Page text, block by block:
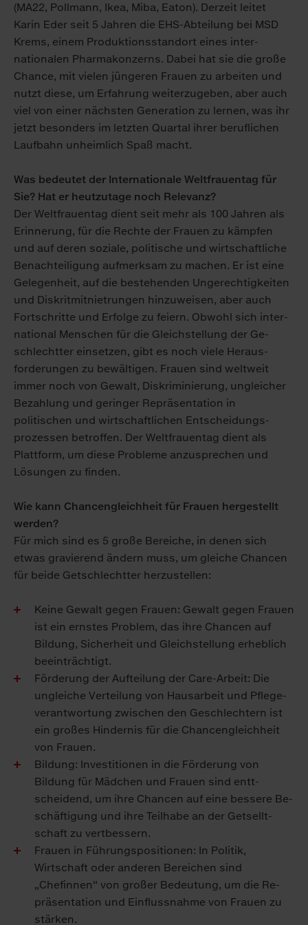
(MA22, Poll­mann, Ikea, Miba, Eaton). Derzeit leitet
Karin Eder seit 5 Jahren die EHS-Ab­teilung bei MSD
Krems, einem Pro­duktions­standort eines inter­
nationalen Pharma­konzerns. Dabei hat sie die große
Chance, mit vielen jüngeren Frau­en zu arbeiten und
nutzt diese, um Er­fahrung weiter­zu­geben, aber auch
viel von einer nächsten Ge­nera­tion zu lernen, was ihr
jetzt be­sonders im letzten Quartal ihrer be­ruf­lichen
Lauf­bahn un­heim­lich Spaß macht.
Was bedeutet der Internationale Weltfrauentag für
Sie? Hat er heut­zu­tage noch Relevanz?
Der Welt­frauen­tag dient seit mehr als 100 Jahren als
Erinnerung, für die Rechte der Frauen zu käm­pfen
und auf deren soziale, politische und wirt­schaftliche
Be­nach­teiligung auf­merksam zu machen. Er ist eine
Ge­legen­heit, auf die be­stehen­den Un­gerechtig­keiten
und Dis­krit­mit­niet­rungen hin­zu­weisen, aber auch
Fort­schritte und Er­folge zu feiern. Obwohl sich in­ter­
natio­nal Menschen für die Gleich­stellung der Ge­
schlecht­ter einsetzen, gibt es noch viele Heraus­
forderungen zu be­wältigen. Frauen sind welt­weit
immer noch von Gewalt, Dis­kriminierung, un­gleicher
Be­zahlung und geringer Re­präsen­ta­tion in
politischen und wirt­schaft­lichen Ent­scheidungs­
prozessen betroffen. Der Welt­frauen­tag dient als
Platt­form, um diese Probleme an­zu­sprechen und
Lösungen zu finden.
Wie kann Chancengleichheit für Frauen hergestellt
werden?
Für mich sind es 5 große Bereiche, in denen sich
etwas gravierend ändern muss, um gleiche Chancen
für beide Get­schlecht­ter herzustellen:
Keine Gewalt gegen Frauen: Gewalt gegen Frauen
ist ein ernstes Problem, das ihre Chancen auf
Bildung, Sicher­heit und Gleich­stellung er­heblich
be­ein­trächtigt.
Förderung der Auf­teilung der Care-Arbeit: Die
ungleiche Verteilung von Haus­arbeit und Pflege­
verantwortung zwischen den Ge­schlechtern ist
ein großes Hinder­nis für die Chancen­gleichheit
von Frauen.
Bildung: Investitionen in die Förderung von
Bildung für Mädchen und Frauen sind entt­
scheidend, um ihre Chancen auf eine bessere Be­
schäftigung und ihre Teilhabe an der Get­sellt­
schaft zu vert­bessern.
Frauen in Führungs­positionen: In Politik,
Wirtschaft oder anderen Bereichen sind
„Chefinnen“ von großer Be­deutung, um die Re­
präsentation und Einfluss­nahme von Frauen zu
stärken.